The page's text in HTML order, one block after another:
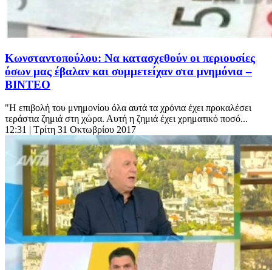
Κωνσταντοπούλου: Να κατασχεθούν οι περιουσίες
όσων μας έβαλαν και συμμετείχαν στα μνημόνια –
ΒΙΝΤΕΟ
"Η επιβολή του μνημονίου όλα αυτά τα χρόνια έχει προκαλέσει
τεράστια ζημιά στη χώρα. Αυτή η ζημιά έχει χρηματικό ποσό...
12:31 | Τρίτη 31 Οκτωβρίου 2017